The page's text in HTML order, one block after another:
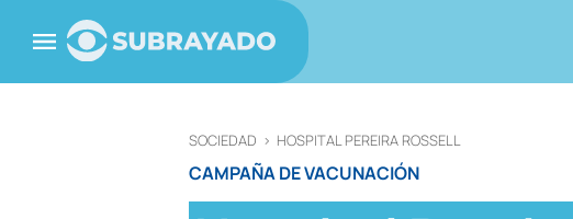
SOCIEDAD > HOSPITAL PEREIRA ROSSELL
CAMPAÑA DE VACUNACIÓN